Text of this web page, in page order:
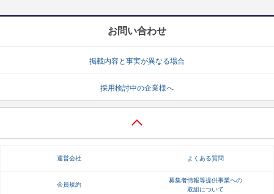
お問い合わせ
掲載内容と事実が異なる場合
採用検討中の企業様へ
運営会社 よくある質問
会員規約
募集者情報等提供事業への
取組について